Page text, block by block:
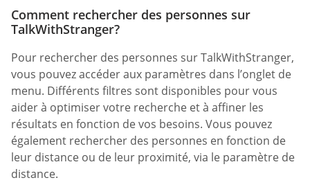
Comment rechercher des personnes sur
TalkWithStranger?
Pour rechercher des personnes sur TalkWithStranger,
vous pouvez accéder aux paramètres dans l’onglet de
menu. Différents filtres sont disponibles pour vous
aider à optimiser votre recherche et à affiner les
résultats en fonction de vos besoins. Vous pouvez
également rechercher des personnes en fonction de
leur distance ou de leur proximité, via le paramètre de
distance.